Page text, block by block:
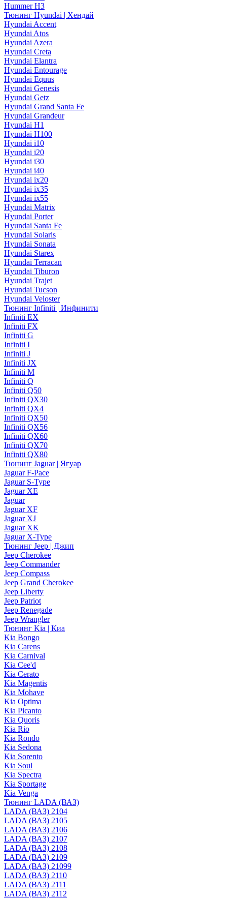
Hummer H3
Тюнинг Hyundai | Хендай
Hyundai Accent
Hyundai Atos
Hyundai Azera
Hyundai Creta
Hyundai Elantra
Hyundai Entourage
Hyundai Equus
Hyundai Genesis
Hyundai Getz
Hyundai Grand Santa Fe
Hyundai Grandeur
Hyundai H1
Hyundai H100
Hyundai i10
Hyundai i20
Hyundai i30
Hyundai i40
Hyundai ix20
Hyundai ix35
Hyundai ix55
Hyundai Matrix
Hyundai Porter
Hyundai Santa Fe
Hyundai Solaris
Hyundai Sonata
Hyundai Starex
Hyundai Terracan
Hyundai Tiburon
Hyundai Trajet
Hyundai Tucson
Hyundai Veloster
Тюнинг Infiniti | Инфинити
Infiniti EX
Infiniti FX
Infiniti G
Infiniti I
Infiniti J
Infiniti JX
Infiniti M
Infiniti Q
Infiniti Q50
Infiniti QX30
Infiniti QX4
Infiniti QX50
Infiniti QX56
Infiniti QX60
Infiniti QX70
Infiniti QX80
Тюнинг Jaguar | Ягуар
Jaguar F-Pace
Jaguar S-Type
Jaguar XE
Jaguar
Jaguar XF
Jaguar XJ
Jaguar XK
Jaguar X-Type
Тюнинг Jeep | Джип
Jeep Cherokee
Jeep Commander
Jeep Compass
Jeep Grand Cherokee
Jeep Liberty
Jeep Patriot
Jeep Renegade
Jeep Wrangler
Тюнинг Kia | Киа
Kia Bongo
Kia Carens
Kia Carnival
Kia Cee'd
Kia Cerato
Kia Magentis
Kia Mohave
Kia Optima
Kia Picanto
Kia Quoris
Kia Rio
Kia Rondo
Kia Sedona
Kia Sorento
Kia Soul
Kia Spectra
Kia Sportage
Kia Venga
Тюнинг LADA (ВАЗ)
LADA (ВАЗ) 2104
LADA (ВАЗ) 2105
LADA (ВАЗ) 2106
LADA (ВАЗ) 2107
LADA (ВАЗ) 2108
LADA (ВАЗ) 2109
LADA (ВАЗ) 21099
LADA (ВАЗ) 2110
LADA (ВАЗ) 2111
LADA (ВАЗ) 2112